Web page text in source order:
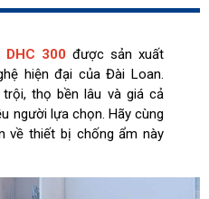
300 được sản xuất
hiện đại của Đài Loan.
thọ bền lâu và giá cả
người lựa chọn. Hãy cùng
về thiết bị chống ẩm này